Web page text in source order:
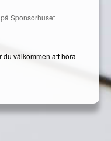
Sponsorhuset
du välkommen att höra